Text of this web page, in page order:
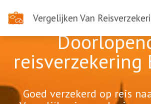
Vergelijken Van
reisverzekering
Goed verzekerd op reis